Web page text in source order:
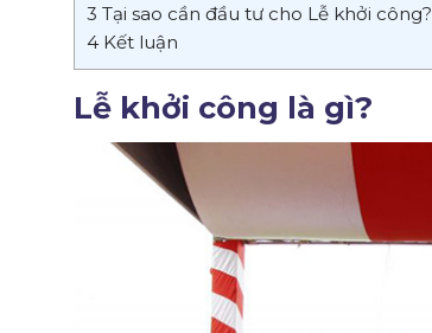
3 Tại sao cần đầu tư cho Lễ khởi công?
4 Kết luận
Lễ khởi công là gì?